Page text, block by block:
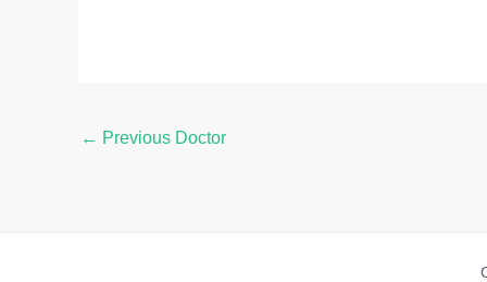
← Previous Doctor